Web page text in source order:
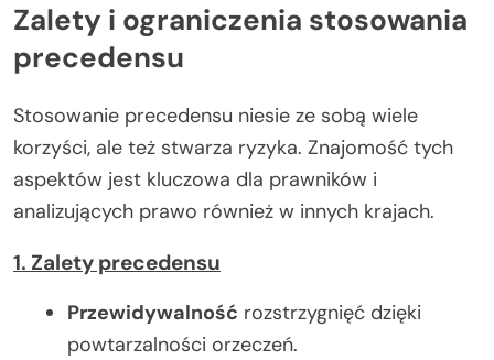
Zalety i ograniczenia stosowania
precedensu
Stosowanie precedensu niesie ze sobą wiele
korzyści, ale też stwarza ryzyka. Znajomość tych
aspektów jest kluczowa dla prawników i
analizujących prawo również w innych krajach.
1. Zalety precedensu
Przewidywalność rozstrzygnięć dzięki
powtarzalności orzeczeń.